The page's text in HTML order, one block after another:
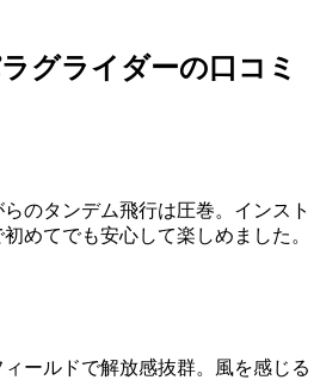
グライダーの口コミ
のタンデム飛行は圧巻。インスト
めてでも安心して楽しめました。
ールドで解放感抜群。風を感じる